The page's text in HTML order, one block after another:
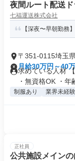
夜間ルート配送
七福運送株式会社
【深夜〜早朝勤務
〒351-0115埼玉
月給30万円～40
求めている人材
・無資格OK ・年
制服あり 業界未経
正社員
公共施設メイン